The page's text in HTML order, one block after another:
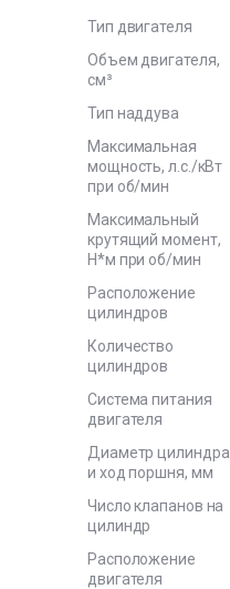
Тип двигателя
Объем двигателя,
см³
Тип наддува
Максимальная
мощность, л.с./кВт
при об/мин
Максимальный
крутящий момент,
Н*м при об/мин
Расположение
цилиндров
Количество
цилиндров
Система питания
двигателя
Диаметр цилиндра
и ход поршня, мм
Число клапанов на
цилиндр
Расположение
двигателя